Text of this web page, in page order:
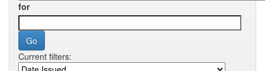
for
Current filters: